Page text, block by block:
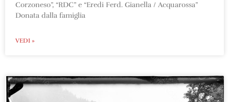
Corzoneso”, “RDC” e “Eredi Ferd. Gianella / Acquarossa”
Donata dalla famiglia
VEDI »